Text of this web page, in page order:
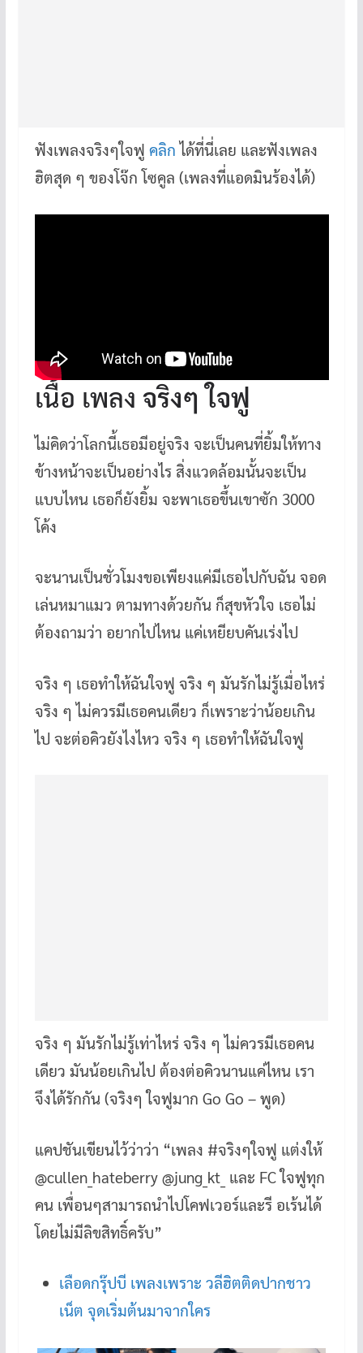
ฟังเพลงจริงๆใจฟู คลิก ได้ที่นี่เลย และฟังเพลง
ฮิตสุด ๆ ของโจ๊ก โซคูล (เพลงที่แอดมินร้องได้)
เนื้อ เพลง จริงๆ ใจฟู
ไม่คิดว่าโลกนี้เธอมีอยู่จริง จะเป็นคนที่ยิ้มให้ทาง
ข้างหน้าจะเป็นอย่างไร สิ่งแวดล้อมนั้นจะเป็น
แบบไหน เธอก็ยังยิ้ม จะพาเธอขึ้นเขาซัก 3000
โค้ง
จะนานเป็นชั่วโมงขอเพียงแค่มีเธอไปกับฉัน จอด
เล่นหมาแมว ตามทางด้วยกัน ก็สุขหัวใจ เธอไม่
ต้องถามว่า อยากไปไหน แค่เหยียบคันเร่งไป
จริง ๆ เธอทำให้ฉันใจฟู จริง ๆ มันรักไม่รู้เมื่อไหร่
จริง ๆ ไม่ควรมีเธอคนเดียว ก็เพราะว่าน้อยเกิน
ไป จะต่อคิวยังไงไหว จริง ๆ เธอทำให้ฉันใจฟู
จริง ๆ มันรักไม่รู้เท่าไหร่ จริง ๆ ไม่ควรมีเธอคน
เดียว มันน้อยเกินไป ต้องต่อคิวนานแค่ไหน เรา
จึงได้รักกัน (จริงๆ ใจฟูมาก Go Go – พูด)
แคปชันเขียนไว้ว่าว่า “เพลง #จริงๆใจฟู แต่งให้
@cullen_hateberry @jung_kt_ และ FC ใจฟูทุก
คน เพื่อนๆสามารถนำไปโคฟเวอร์และรี อเร้นได้
โดยไม่มีลิขสิทธิ์ครับ”
เลือดกรุ๊ปบี เพลงเพราะ วลีฮิตติดปากชาว
เน็ต จุดเริ่มต้นมาจากใคร